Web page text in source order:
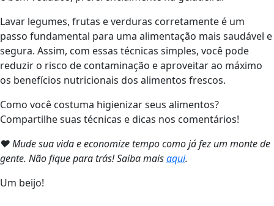
Lavar legumes, frutas e verduras corretamente é um
passo fundamental para uma alimentação mais saudável e
segura. Assim, com essas técnicas simples, você pode
reduzir o risco de contaminação e aproveitar ao máximo
os benefícios nutricionais dos alimentos frescos.
Como você costuma higienizar seus alimentos?
Compartilhe suas técnicas e dicas nos comentários!
❤ Mude sua vida e economize tempo como já fez um monte de
gente. Não fique para trás! Saiba maisaqui.
Um beijo!